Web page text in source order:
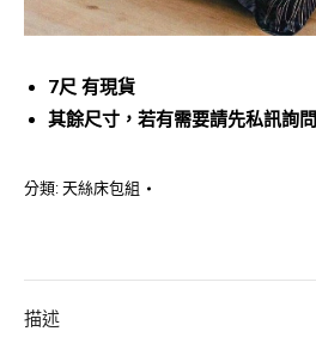
7尺 有現貨
其餘尺寸，若有需要請先私訊詢問
分類: 天絲床包組
描述